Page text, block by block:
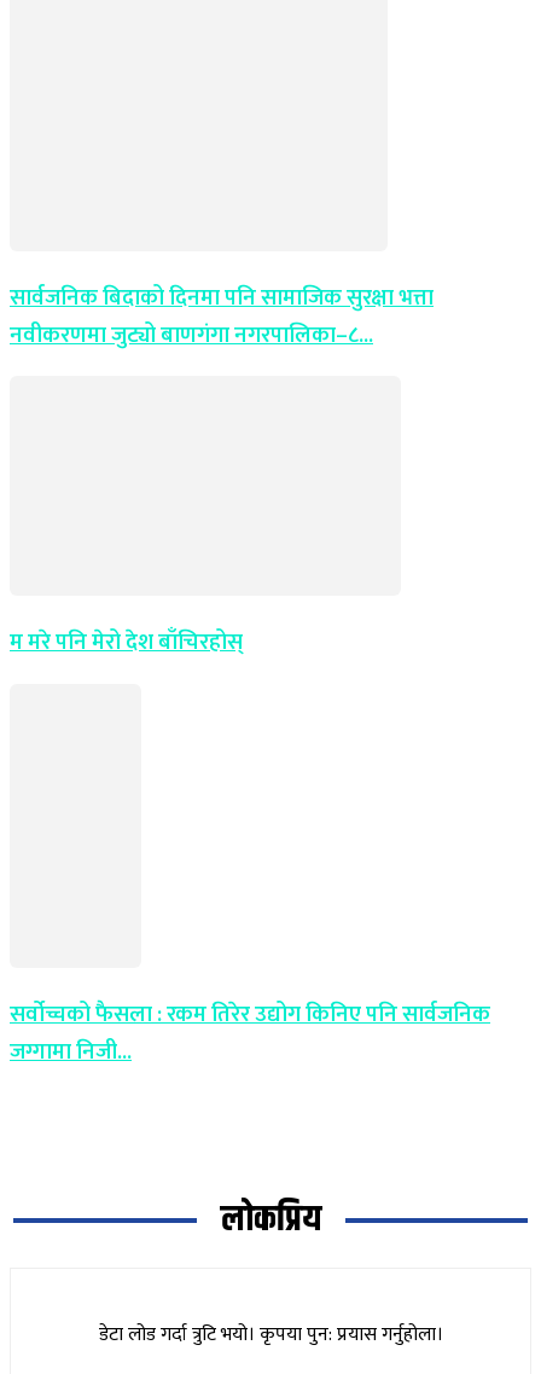
सार्वजनिक बिदाको दिनमा पनि सामाजिक सुरक्षा भत्ता
नवीकरणमा जुट्यो बाणगंगा नगरपालिका–८...
म मरे पनि मेरो देश बाँचिरहोस्
सर्वोच्चको फैसला : रकम तिरेर उद्योग किनिए पनि सार्वजनिक
जग्गामा निजी...
लोकप्रिय
डेटा लोड गर्दा त्रुटि भयो। कृपया पुन: प्रयास गर्नुहोला।